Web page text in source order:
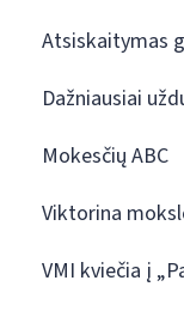
Atsiskaitymas
Dažniausiai
Mokesčių ABC
Viktorina
VMI kviečia į